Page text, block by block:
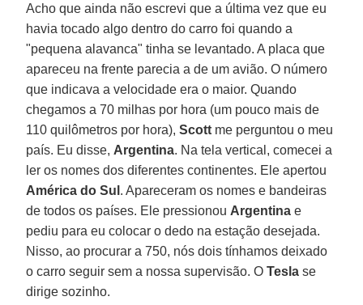
Acho que ainda não escrevi que a última vez que eu
havia tocado algo dentro do carro foi quando a
"pequena alavanca" tinha se levantado. A placa que
apareceu na frente parecia a de um avião. O número
que indicava a velocidade era o maior. Quando
chegamos a 70 milhas por hora (um pouco mais de
110 quilômetros por hora),Scott me perguntou o meu
país. Eu disse, Argentina. Na tela vertical, comecei a
ler os nomes dos diferentes continentes. Ele apertou
América do Sul . Apareceram os nomes e bandeiras
de todos os países. Ele pressionou Argentina e
pediu para eu colocar o dedo na estação desejada.
Nisso, ao procurar a 750, nós dois tínhamos deixado
o carro seguir sem a nossa supervisão. OTesla se
dirige sozinho.